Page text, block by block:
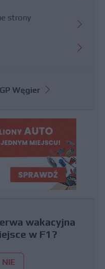
strony
GP Węgier
wakacyjna
w F1?
NIE